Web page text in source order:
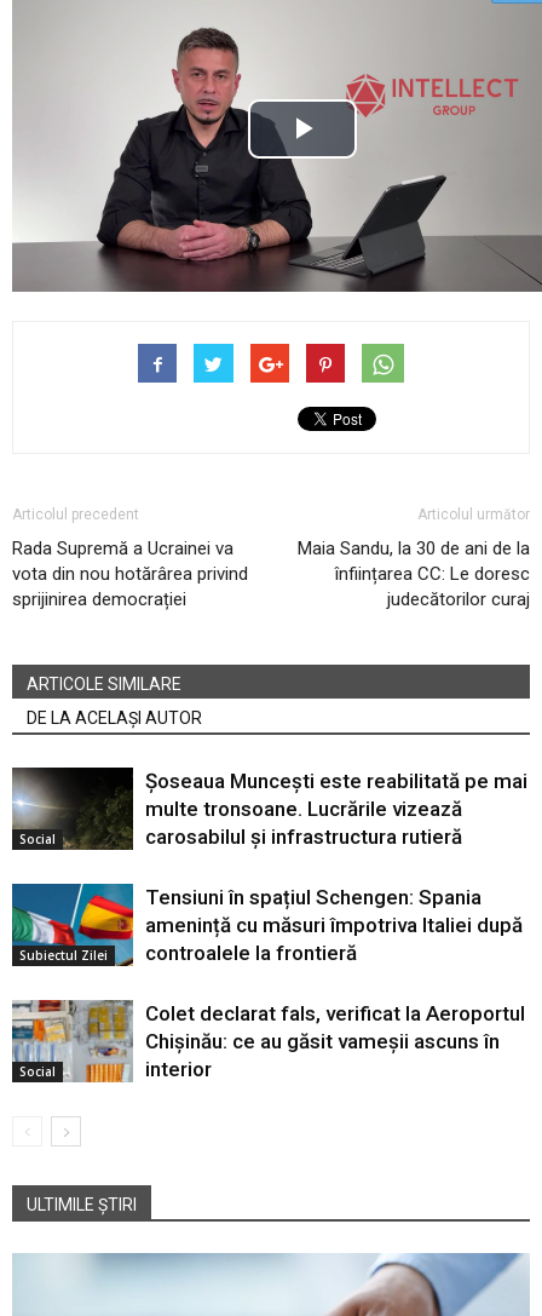
Articolul precedent
Rada Supremă a Ucrainei va
vota din nou hotărârea privind
sprijinirea democrației
Articolul următor
Maia Sandu, la 30 de ani de la
înființarea CC: Le doresc
judecătorilor curaj
ARTICOLE SIMILARE
DE LA ACELAȘI AUTOR
Social
Șoseaua Muncești este reabilitată pe mai
multe tronsoane. Lucrările vizează
carosabilul și infrastructura rutieră
Subiectul Zilei
Tensiuni în spațiul Schengen: Spania
amenință cu măsuri împotriva Italiei după
controalele la frontieră
Social
Colet declarat fals, verificat la Aeroportul
Chișinău: ce au găsit vameșii ascuns în
interior
ULTIMILE ȘTIRI